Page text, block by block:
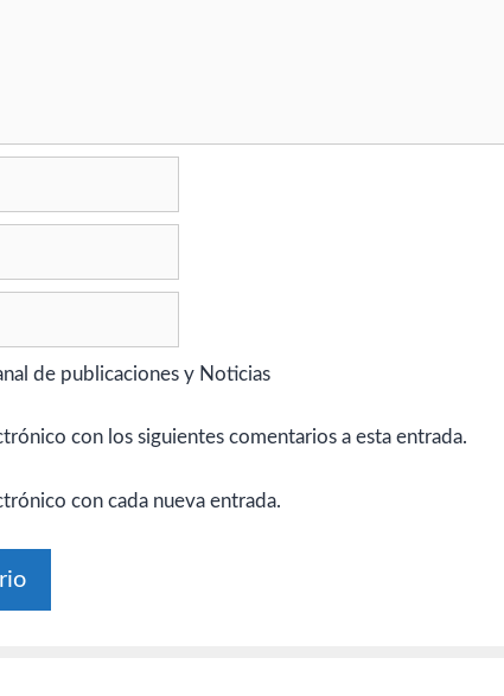
de publicaciones y Noticias
con los siguientes comentarios a esta entrada.
con cada nueva entrada.